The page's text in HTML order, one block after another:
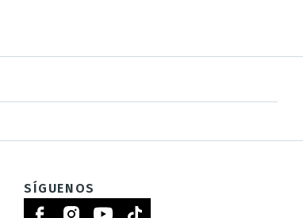
SÍGUENOS